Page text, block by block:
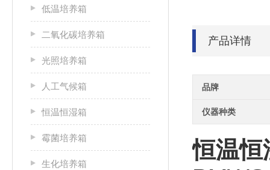
低温培养箱
二氧化碳培养箱
光照培养箱
人工气候箱
恒温恒湿箱
霉菌培养箱
生化培养箱
产品详情
品牌
仪器种类
恒温恒